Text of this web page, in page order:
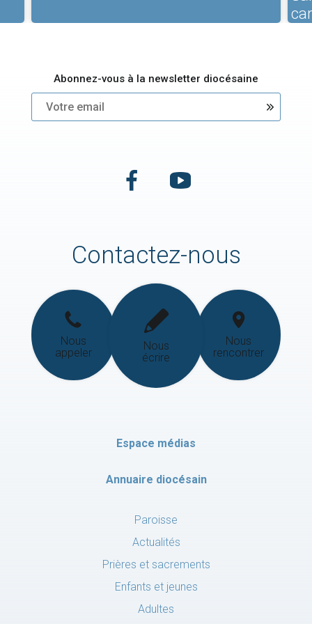
Abonnez-vous à la newsletter diocésaine
Contactez-nous
Nous
appeler
Nous
écrire
Nous
rencontrer
Espace médias
Annuaire diocésain
Paroisse
Actualités
Prières et sacrements
Enfants et jeunes
Adultes